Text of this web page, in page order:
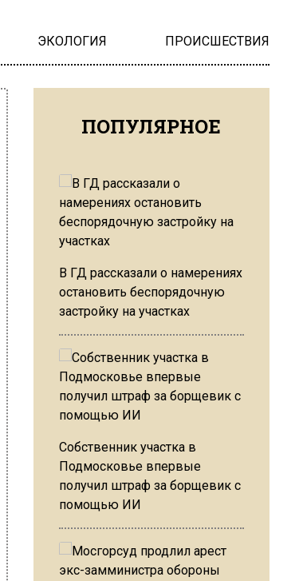
ЭКОЛОГИЯ ПРОИСШЕСТВИЯ
ПОПУЛЯРНОЕ
В ГД рассказали о намерениях
остановить беспорядочную
застройку на участках
Собственник участка в
Подмосковье впервые
получил штраф за борщевик с
помощью ИИ